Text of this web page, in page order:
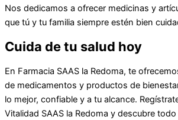
Nos dedicamos a ofrecer medicinas y
que tú y tu familia siempre estén bien
Cuida de tu salud hoy
En Farmacia SAAS la Redoma, te
de medicamentos y productos de
lo mejor, confiable y a tu alcance.
Vitalidad SAAS la Redoma y descubre